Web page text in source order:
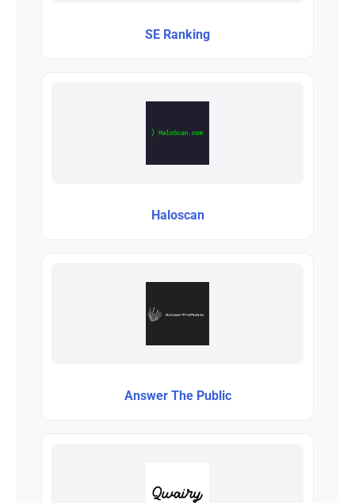
SE Ranking
Haloscan
Answer The Public